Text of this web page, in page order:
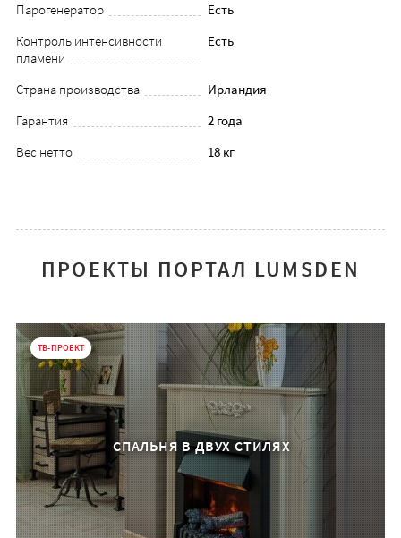
Парогенератор
Есть
Контроль интенсивности
пламени
Есть
Страна производства
Ирландия
Гарантия
2 года
Вес нетто
18 кг
ПРОЕКТЫ ПОРТАЛ LUMSDEN
СПАЛЬНЯ В ДВУХ СТИЛЯХ
ТВ-ПРОЕКТ